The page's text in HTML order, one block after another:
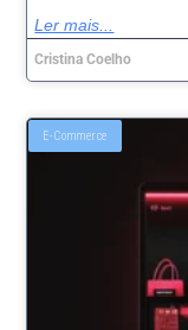
Ler mais...
Cristina Coelho
E-Commerce